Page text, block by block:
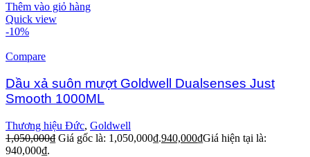
Thêm vào giỏ hàng
Quick view
-10%
Compare
Dầu xả suôn mượt Goldwell Dualsenses Just
Smooth 1000ML
Thương hiệu Đức, Goldwell
1,050,000₫ Giá gốc là: 1,050,000₫.940,000₫Giá hiện tại là:
940,000₫.